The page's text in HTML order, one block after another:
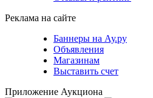
Реклама на сайте
Баннеры на Ау.ру
Объявления
Магазинам
Выставить счет
Приложение Аукциона